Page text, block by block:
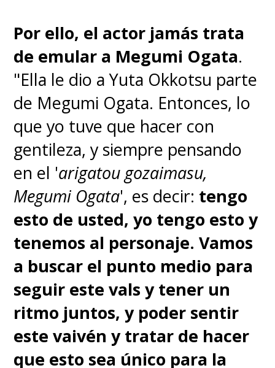
Por ello, el actor jamás trata
de emular a Megumi Ogata.
"Ella le dio a Yuta Okkotsu parte
de Megumi Ogata. Entonces, lo
que yo tuve que hacer con
gentileza, y siempre pensando
en el 'arigatou gozaimasu,
Megumi Ogata', es decir: tengo
esto de usted, yo tengo esto y
tenemos al personaje. Vamos
a buscar el punto medio para
seguir este vals y tener un
ritmo juntos, y poder sentir
este vaivén y tratar de hacer
que esto sea único para la